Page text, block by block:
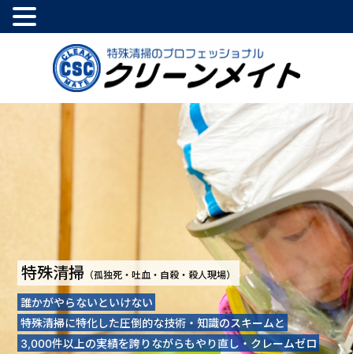
特殊清掃 （孤独死・吐血・自殺・殺人現場）
誰かがやらないといけない
特殊清掃に特化した圧倒的な技術・知識のスキームと
3,000件以上の実績を誇りながらもやり直し・クレームゼロ